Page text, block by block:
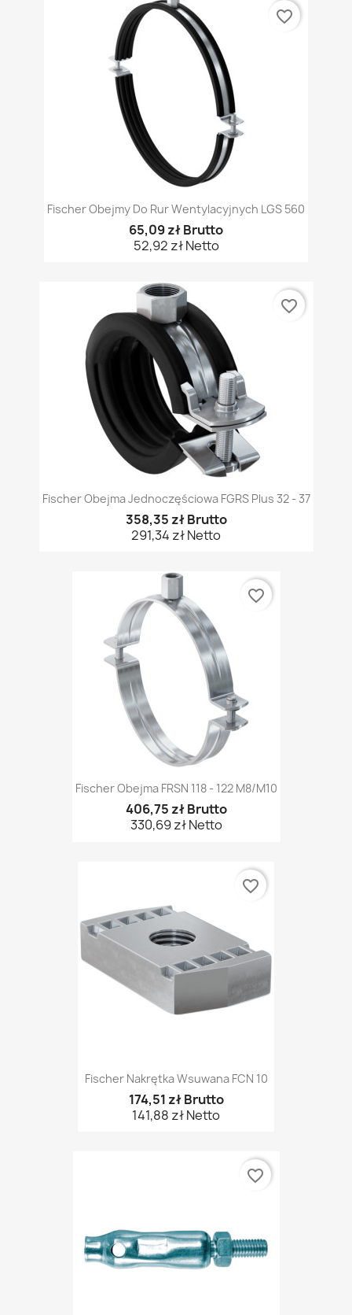
Fischer Obejmy Do Rur Wentylacyjnych LGS 560
65,09 zł Brutto
52,92 zł Netto
favorite_border
Fischer Obejma Jednoczęściowa FGRS Plus 32 - 37
358,35 zł Brutto
291,34 zł Netto
favorite_border
Fischer Obejma FRSN 118 - 122 M8/M10
406,75 zł Brutto
330,69 zł Netto
favorite_border
Fischer Nakrętka Wsuwana FCN 10
174,51 zł Brutto
141,88 zł Netto
favorite_border
favorite_border